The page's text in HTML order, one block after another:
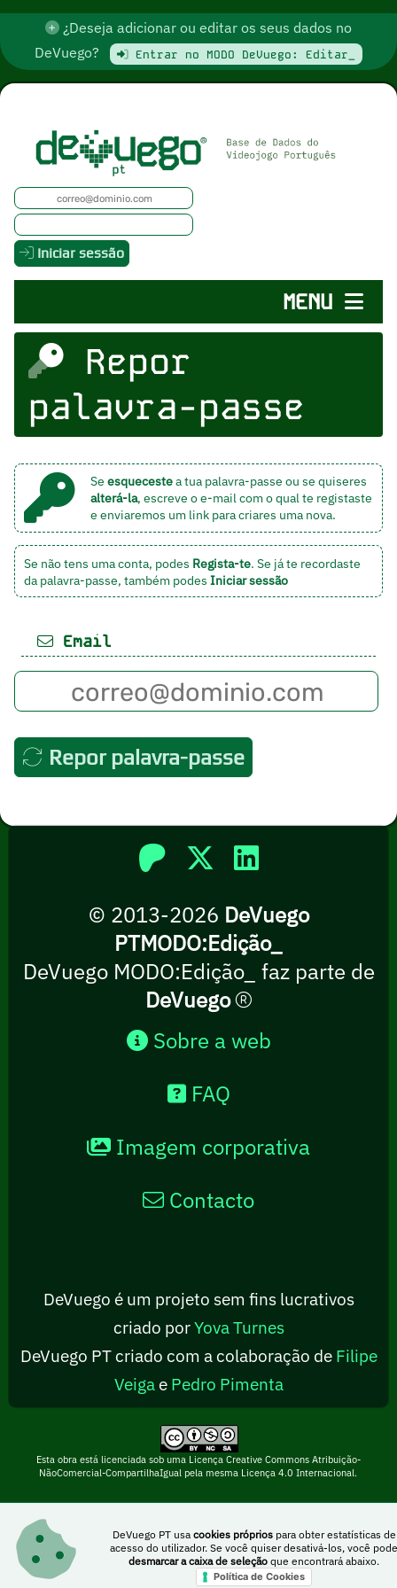
¿Deseja adicionar ou editar os seus dados no
DeVuego?
Entrar no MODO DeVuego: Editar_
Iniciar sessão
MENU
Repor
palavra-passe
Se esquecestea tua palavra-passe ou se quiseres
alterá-la, escreve o e-mail com o qual te registaste
e enviaremos um link para criares uma nova.
Se não tens uma conta, podes Regista-te. Se já te recordaste
da palavra-passe, também podes Iniciar sessão
Email
Repor palavra-passe
DeVuego PT usa cookies própriospara obter estatísticas de
acesso do utilizador. Se você quiser desativá-los, você
desmarcar a caixa de seleção que encontrará abaixo.
Política de Cookies
© 2013-2026 DeVuego
PTMODO:Edição_
DeVuego MODO:Edição_ faz parte de
DeVuego
Sobre a web
FAQ
Imagem corporativa
Contacto
DeVuego é um projeto sem fins lucrativos
criado porYova Turnes
DeVuego PT criado com a colaboração de Filipe
Veigae Pedro Pimenta
Esta obra está licenciada sob uma Licença Creative Commons Atribuição-
NãoComercial-CompartilhaIgual pela mesma Licença 4.0 Internacional.
YovaGamingNetwork